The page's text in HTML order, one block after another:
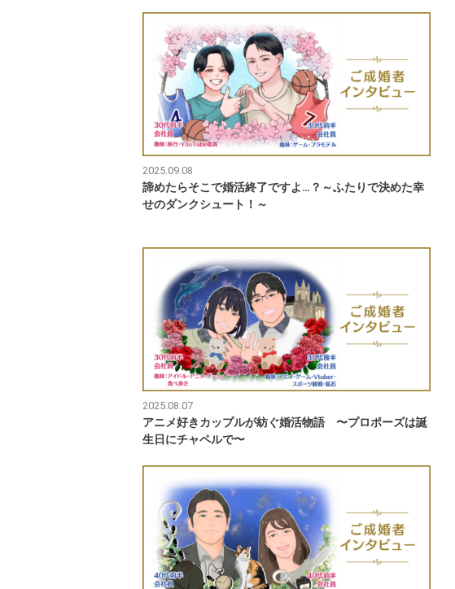
2025.09.08
諦めたらそこで婚活終了ですよ…？～ふたりで決めた幸
せのダンクシュート！～
2025.08.07
アニメ好きカップルが紡ぐ婚活物語 〜プロポーズは誕
生日にチャペルで〜